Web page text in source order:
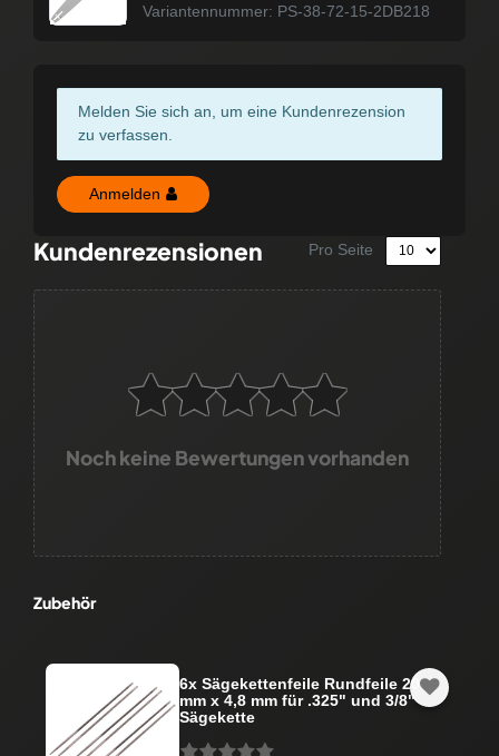
Variantennummer: PS-38-72-15-2DB218
Melden Sie sich an, um eine Kundenrezension
zu verfassen.
Anmelden
Kundenrezensionen Pro Seite
Noch keine Bewertungen vorhanden
Zubehör
6x Sägekettenfeile Rundfeile 200
mm x 4,8 mm für .325" und 3/8"
Sägekette